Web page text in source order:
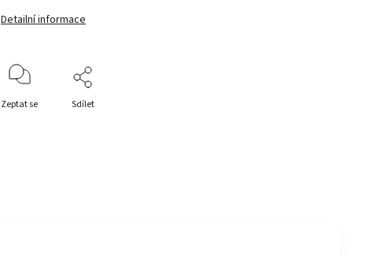
Detailní informace
Zeptat se Sdílet